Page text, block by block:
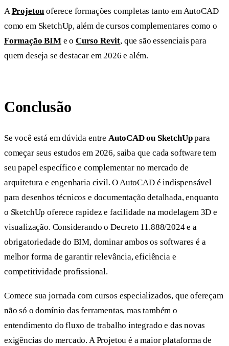
A Projetou oferece formações completas tanto em AutoCAD
como em SketchUp, além de cursos complementares como o
Formação BIMe oCurso Revit, que são essenciais para
quem deseja se destacar em 2026 e além.
Conclusão
Se você está em dúvida entre AutoCAD ou SketchUppara
começar seus estudos em 2026, saiba que cada software tem
seu papel específico e complementar no mercado de
arquitetura e engenharia civil. O AutoCAD é indispensável
para desenhos técnicos e documentação detalhada, enquanto
o SketchUp oferece rapidez e facilidade na modelagem 3D e
visualização. Considerando o Decreto 11.888/2024 e a
obrigatoriedade do BIM, dominar ambos os softwares é a
melhor forma de garantir relevância, eficiência e
competitividade profissional.
Comece sua jornada com cursos especializados, que ofereçam
não só o domínio das ferramentas, mas também o
entendimento do fluxo de trabalho integrado e das novas
exigências do mercado. A Projetou é a maior plataforma de